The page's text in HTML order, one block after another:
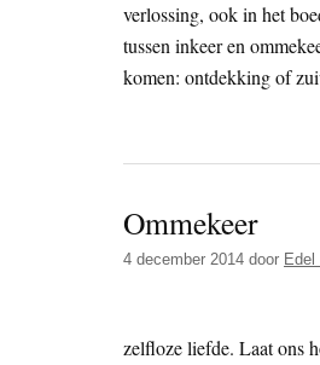
verlossing, ook in het
tussen inkeer en
komen: ontdekking of
Ommekeer
4 december 2014 door Edel
zelfloze liefde. Laat ons